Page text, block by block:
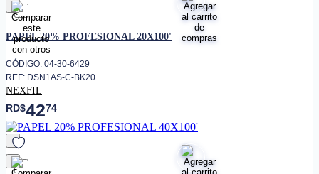
favorito
PAPEL 20% PROFESIONAL 20X100'
CÓDIGO: 04-30-6429
REF: DSN1AS-C-BK20
NEXFIL
RD$4274